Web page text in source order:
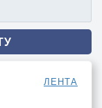
ЛЕНТА